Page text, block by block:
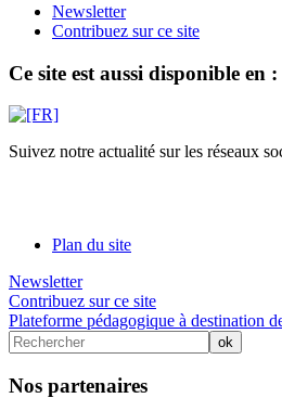
Newsletter
Contribuez sur ce site
Ce site est aussi disponible en :
Suivez notre actualité sur les réseaux
Plan du site
Newsletter
Contribuez sur ce site
Plateforme pédagogique à destination
Nos partenaires